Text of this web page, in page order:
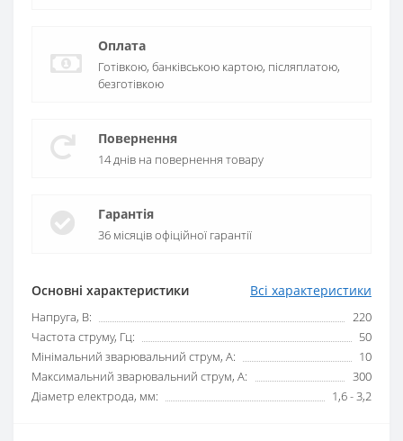
Основні характеристики Всі характеристики
Напруга, В:
220
Частота струму, Гц:
50
Мінімальний зварювальний струм, А:
10
Максимальний зварювальний струм, А:
300
Діаметр електрода, мм:
1,6 - 3,2
Оплата
Готівкою, банківською картою, післяплатою,
безготівкою
Повернення
14 днів на повернення товару
Гарантія
36 місяців офіційної гарантії